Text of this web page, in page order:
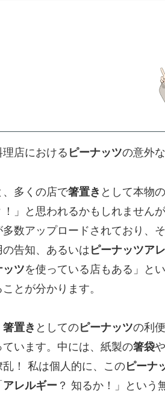
理店における ピーナッツの意外
、多くの店で箸置き として本物の
！」と思われるかもしれません
数アップロードされており、
の告知、あるいは ピーナッツア
ッツを使っている店もある」と
とが分かります。
箸置き としてのピーナッツの利
ています。中には、紙製の箸袋や
乱！ 私は個人的に、このピーナ
アレルギー ？ 知るか！」という